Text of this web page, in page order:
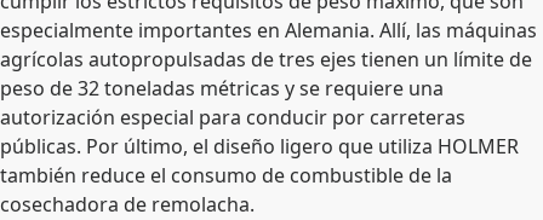
especialmente importantes en Alemania. Allí, las máquinas
agrícolas autopropulsadas de tres ejes tienen un límite de
peso de 32 toneladas métricas y se requiere una
autorización especial para conducir por carreteras
públicas. Por último, el diseño ligero que utiliza HOLMER
también reduce el consumo de combustible de la
cosechadora de remolacha.